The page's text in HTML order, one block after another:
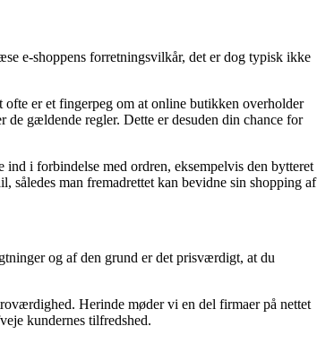
e-shoppens forretningsvilkår, det er dog typisk ikke
er et fingerpeg om at online butikken overholder
gældende regler. Dette er desuden din chance for
i forbindelse med ordren, eksempelvis den bytteret
således man fremadrettet kan bevidne sin shopping af
og af den grund er det prisværdigt, at du
Herinde møder vi en del firmaer på nettet
kundernes tilfredshed.